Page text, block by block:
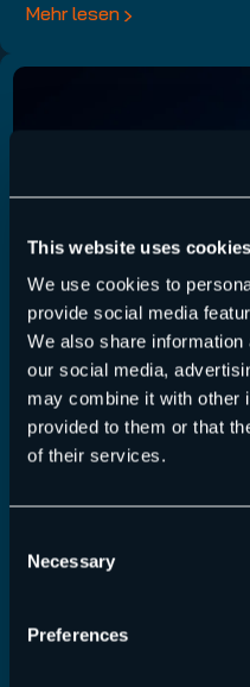
This website uses cookies
We use cookies to
provide social media
We also share
our social media,
may combine it with other
provided to them or that
of their services.
Selection
Necessary
Preferences
Mehr lesen
Threat Reports
Der Monthly Threat
liefert Ihnen monatlich
und…